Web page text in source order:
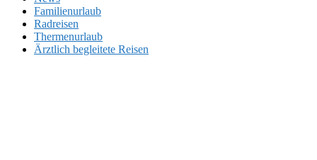
Familienurlaub
Radreisen
Thermenurlaub
Ärztlich begleitete Reisen